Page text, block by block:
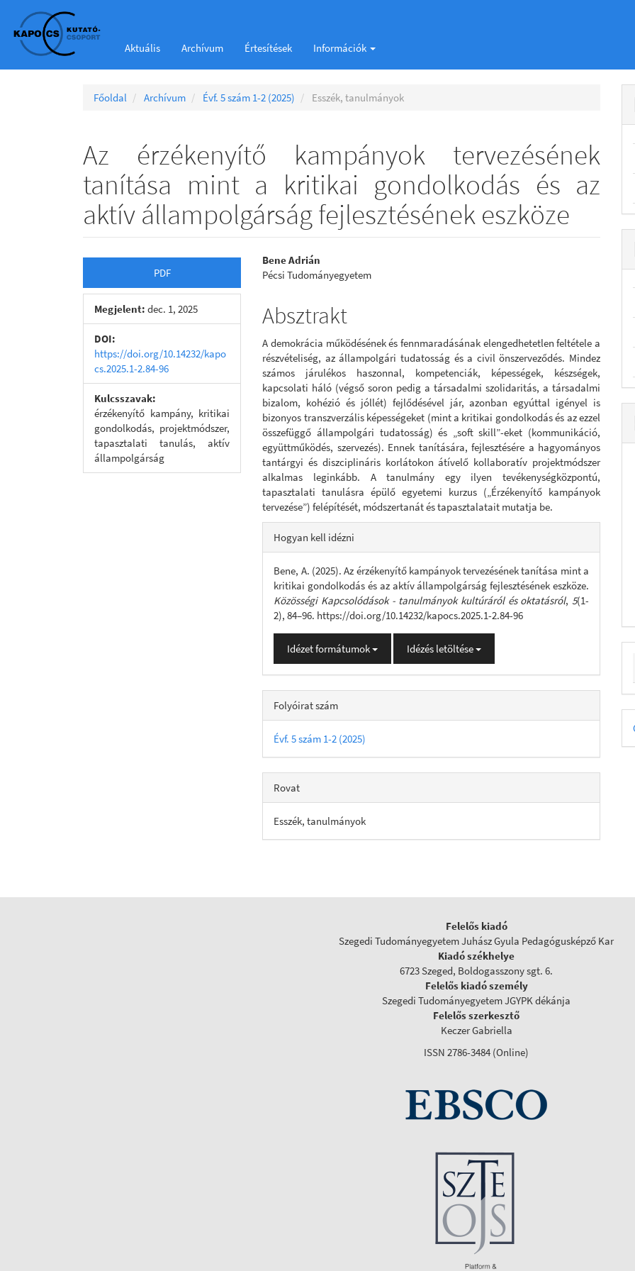
Navigation
Main
Content
Sidebar
Aktuális Archívum Értesítések Információk
Főoldal Archívum Évf. 5 szám 1-2 (2025) Esszék, tanulmányok
Az érzékenyítő kampányok tervezésének
tanítása mint a kritikai gondolkodás és az
aktív állampolgárság fejlesztésének eszköze
Article
Sidebar
PDF
Megjelent: dec. 1, 2025
DOI:
https://doi.org/10.14232/kapo
cs.2025.1-2.84-96
Kulcsszavak:
érzékenyítő kampány, kritikai
gondolkodás, projektmódszer,
tapasztalati tanulás, aktív
állampolgárság
Main
Article
Content
Bene Adrián
Pécsi Tudományegyetem
Absztrakt
A demokrácia működésének és fennmaradásának elengedhetetlen feltétele a
részvételiség, az állampolgári tudatosság és a civil önszerveződés. Mindez
számos járulékos haszonnal, kompetenciák, képességek, készségek,
kapcsolati háló (végső soron pedig a társadalmi szolidaritás, a társadalmi
bizalom, kohézió és jóllét) fejlődésével jár, azonban egyúttal igényel is
bizonyos transzverzális képességeket (mint a kritikai gondolkodás és az ezzel
összefüggő állampolgári tudatosság) és „soft skill”-eket (kommunikáció,
együttműködés, szervezés). Ennek tanítására, fejlesztésére a hagyományos
tantárgyi és diszciplináris korlátokon átívelő kollaboratív projektmódszer
alkalmas leginkább. A tanulmány egy ilyen tevékenységközpontú,
tapasztalati tanulásra épülő egyetemi kurzus („Érzékenyítő kampányok
tervezése”) felépítését, módszertanát és tapasztalatait mutatja be.
Article
Details
Hogyan kell idézni
Bene, A. (2025). Az érzékenyítő kampányok tervezésének tanítása mint a
kritikai gondolkodás és az aktív állampolgárság fejlesztésének eszköze.
Közösségi Kapcsolódások - tanulmányok kultúráról és oktatásról, 5(1-
2), 84–96. https://doi.org/10.14232/kapocs.2025.1-2.84-96
Idézet formátumok Idézés letöltése
Folyóirat szám
Évf. 5 szám 1-2 (2025)
Rovat
Esszék, tanulmányok
Felelős kiadó
Szegedi Tudományegyetem Juhász Gyula Pedagógusképző Kar
Kiadó székhelye
6723 Szeged, Boldogasszony sgt. 6.
Felelős kiadó személy
Szegedi Tudományegyetem JGYPK dékánja
Felelős szerkesztő
Keczer Gabriella
ISSN 2786-3484 (Online)